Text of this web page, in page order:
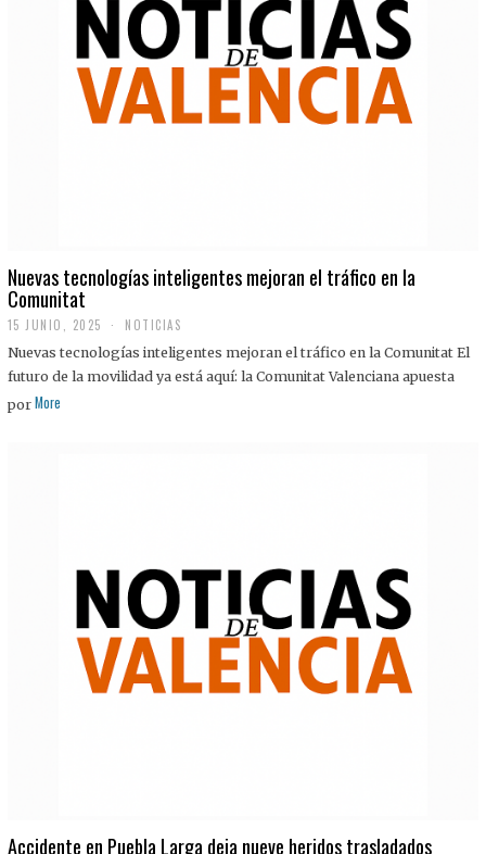
Nuevas tecnologías inteligentes mejoran el tráfico en la
Comunitat
15 JUNIO, 2025 NOTICIAS
Nuevas tecnologías inteligentes mejoran el tráfico en la Comunitat El
futuro de la movilidad ya está aquí: la Comunitat Valenciana apuesta
por More
Accidente en Puebla Larga deja nueve heridos trasladados